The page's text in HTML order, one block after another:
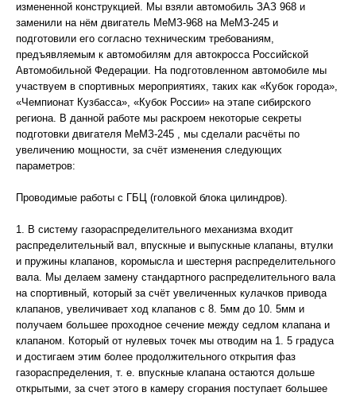
измененной конструкцией. Мы взяли автомобиль ЗАЗ 968 и
заменили на нём двигатель МеМЗ-968 на МеМЗ-245 и
подготовили его согласно техническим требованиям,
предъявляемым к автомобилям для автокросса Российской
Автомобильной Федерации. На подготовленном автомобиле мы
участвуем в спортивных мероприятиях, таких как «Кубок города»,
«Чемпионат Кузбасса», «Кубок России» на этапе сибирского
региона. В данной работе мы раскроем некоторые секреты
подготовки двигателя МеМЗ-245 , мы сделали расчёты по
увеличению мощности, за счёт изменения следующих
параметров:
Проводимые работы с ГБЦ (головкой блока цилиндров).
1. В систему газораспределительного механизма входит
распределительный вал, впускные и выпускные клапаны, втулки
и пружины клапанов, коромысла и шестерня распределительного
вала. Мы делаем замену стандартного распределительного вала
на спортивный, который за счёт увеличенных кулачков привода
клапанов, увеличивает ход клапанов с 8. 5мм до 10. 5мм и
получаем большее проходное сечение между седлом клапана и
клапаном. Который от нулевых точек мы отводим на 1. 5 градуса
и достигаем этим более продолжительного открытия фаз
газораспределения, т. е. впускные клапана остаются дольше
открытыми, за счет этого в камеру сгорания поступает большее